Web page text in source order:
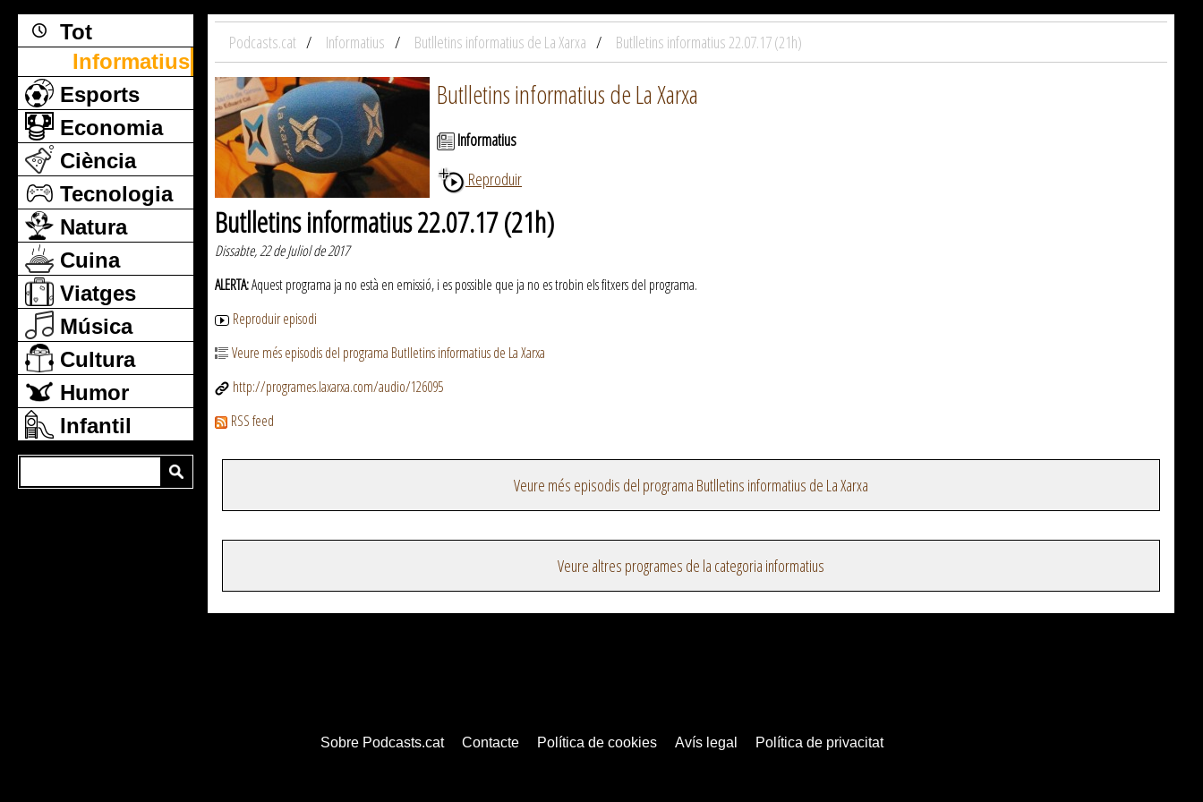
Tot
Informatius
Esports
Economia
Ciència
Tecnologia
Natura
Cuina
Viatges
Música
Cultura
Humor
Infantil
Podcasts.cat Informatius Butlletins informatius de La Xarxa Butlletins informatius 22.07.17 (21h)
Butlletins informatius de La Xarxa
Informatius
Reproduir
Butlletins informatius 22.07.17 (21h)
Dissabte, 22 de Juliol de 2017
ALERTA:Aquest programa ja no està en emissió, i es possible que ja no es trobin els fitxers del programa.
Reproduir episodi
Veure més episodis del programa Butlletins informatius de La Xarxa
http://programes.laxarxa.com/audio/126095
RSS feed
Veure més episodis del programa Butlletins informatius de La Xarxa
Veure altres programes de la categoria informatius
Sobre Podcasts.cat Contacte Política de cookies Avís legal Política de privacitat